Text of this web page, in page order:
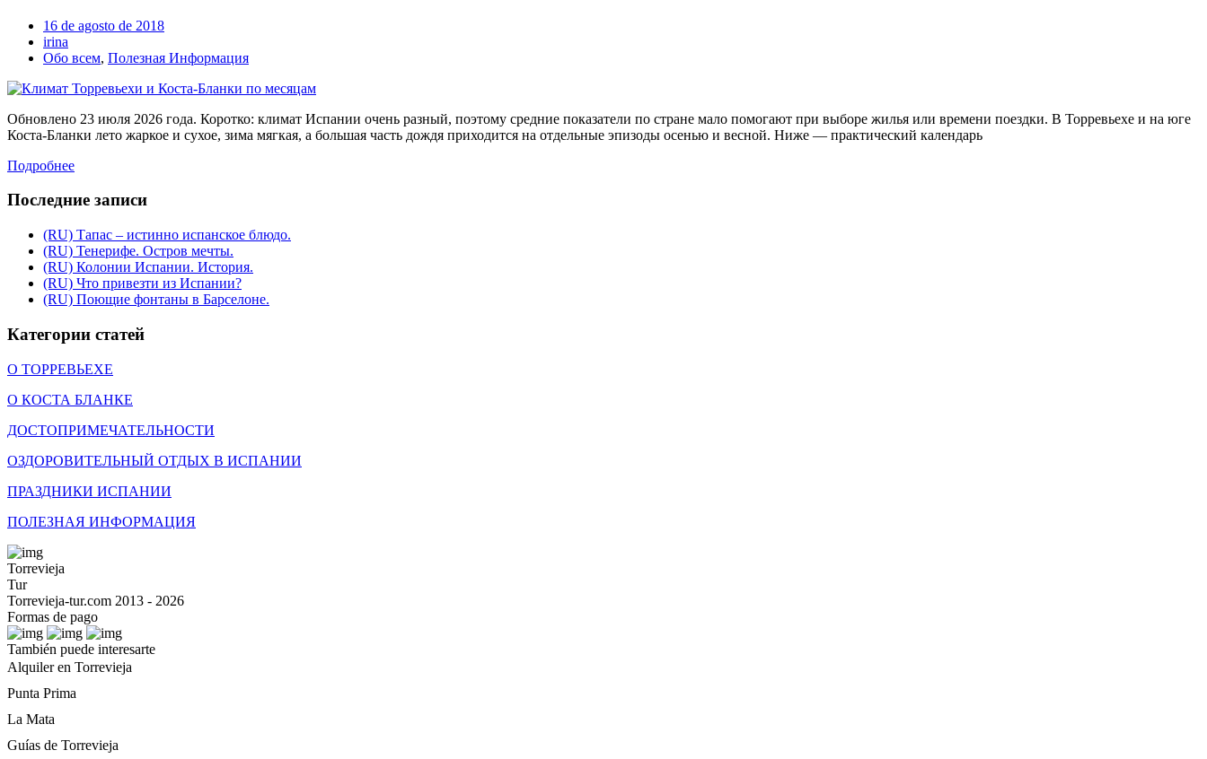
16 de agosto de 2018
irina
Обо всем, Полезная Информация
Обновлено 23 июля 2026 года. Коротко: климат Испании очень разный, поэтому средние показатели по стране мало помогают при выборе жилья или времени поездки. В Торревьехе и на юге
Коста-Бланки лето жаркое и сухое, зима мягкая, а большая часть дождя приходится на отдельные эпизоды осенью и весной. Ниже — практический календарь
Подробнее
Последние записи
(RU) Тапас – истинно испанское блюдо.
(RU) Тенерифе. Остров мечты.
(RU) Колонии Испании. История.
(RU) Что привезти из Испании?
(RU) Поющие фонтаны в Барселоне.
Категории статей
О ТОРРЕВЬЕХЕ
О КОСТА БЛАНКЕ
ДОСТОПРИМЕЧАТЕЛЬНОСТИ
ОЗДОРОВИТЕЛЬНЫЙ ОТДЫХ В ИСПАНИИ
ПРАЗДНИКИ ИСПАНИИ
ПОЛЕЗНАЯ ИНФОРМАЦИЯ
Torrevieja
Tur
Torrevieja-tur.com 2013 - 2026
Formas de pago
También puede interesarte
Alquiler en Torrevieja
Punta Prima
La Mata
Guías de Torrevieja